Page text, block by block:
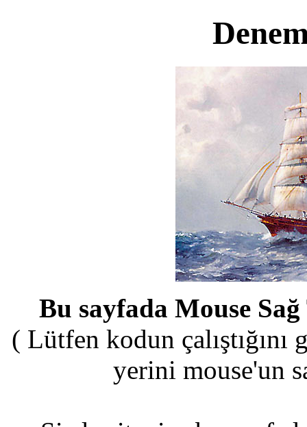
Bu sayfada Mouse
( Lütfen kodun
yerini mouse'un